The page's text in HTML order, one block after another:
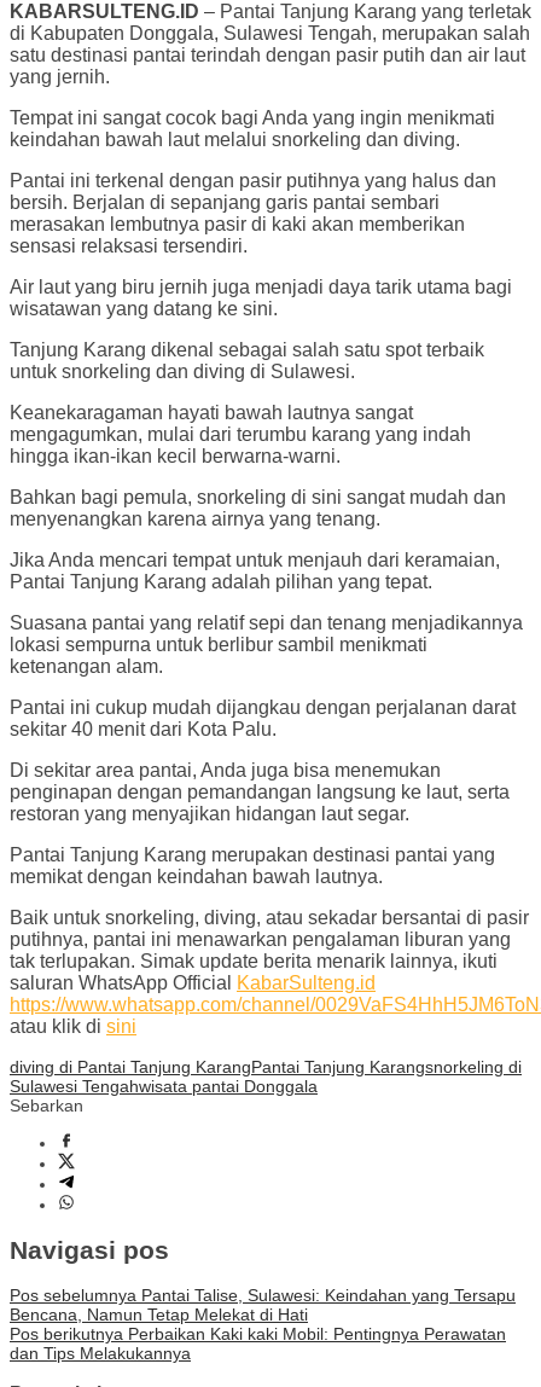
KABARSULTENG.ID – Pantai Tanjung Karang yang terletak
di Kabupaten Donggala, Sulawesi Tengah, merupakan salah
satu destinasi pantai terindah dengan pasir putih dan air laut
yang jernih.
Tempat ini sangat cocok bagi Anda yang ingin menikmati
keindahan bawah laut melalui snorkeling dan diving.
Pantai ini terkenal dengan pasir putihnya yang halus dan
bersih. Berjalan di sepanjang garis pantai sembari
merasakan lembutnya pasir di kaki akan memberikan
sensasi relaksasi tersendiri.
Air laut yang biru jernih juga menjadi daya tarik utama bagi
wisatawan yang datang ke sini.
Tanjung Karang dikenal sebagai salah satu spot terbaik
untuk snorkeling dan diving di Sulawesi.
Keanekaragaman hayati bawah lautnya sangat
mengagumkan, mulai dari terumbu karang yang indah
hingga ikan-ikan kecil berwarna-warni.
Bahkan bagi pemula, snorkeling di sini sangat mudah dan
menyenangkan karena airnya yang tenang.
Jika Anda mencari tempat untuk menjauh dari keramaian,
Pantai Tanjung Karang adalah pilihan yang tepat.
Suasana pantai yang relatif sepi dan tenang menjadikannya
lokasi sempurna untuk berlibur sambil menikmati
ketenangan alam.
Pantai ini cukup mudah dijangkau dengan perjalanan darat
sekitar 40 menit dari Kota Palu.
Di sekitar area pantai, Anda juga bisa menemukan
penginapan dengan pemandangan langsung ke laut, serta
restoran yang menyajikan hidangan laut segar.
Pantai Tanjung Karang merupakan destinasi pantai yang
memikat dengan keindahan bawah lautnya.
Baik untuk snorkeling, diving, atau sekadar bersantai di pasir
putihnya, pantai ini menawarkan pengalaman liburan yang
tak terlupakan. Simak update berita menarik lainnya, ikuti
saluran WhatsApp Official
KabarSulteng.id
https://www.whatsapp.com/channel/
atau klik di sini
diving di Pantai Tanjung KarangPantai Tanjung Karangsnorkeling di
Sulawesi Tengahwisata pantai Donggala
Sebarkan
Navigasi pos
Pos sebelumnya Pantai Talise, Sulawesi: Keindahan yang Tersapu
Bencana, Namun Tetap Melekat di Hati
Pos berikutnya Perbaikan Kaki kaki Mobil: Pentingnya Perawatan
dan Tips Melakukannya